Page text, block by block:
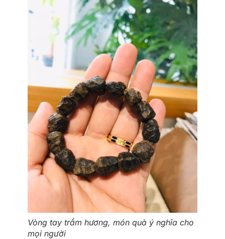
Vòng tay trầm hương, món quà ý nghĩa cho
mọi người